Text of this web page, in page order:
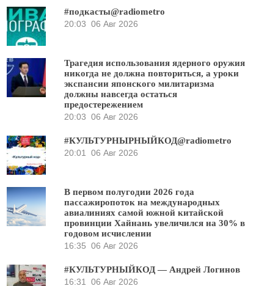
#подкасты@radiometro
20:03 06 Авг 2026
Трагедия использования ядерного оружия
никогда не должна повториться, а уроки
экспансии японского милитаризма
должны навсегда остаться
предостережением
20:03 06 Авг 2026
#КУЛЬТУРНЫРНЫЙКОД@radiometro
20:01
06 Авг 2026
В первом полугодии 2026 года
пассажиропоток на международных
авиалиниях самой южной китайской
провинции Хайнань увеличился на 30% в
годовом исчислении
16:35 06 Авг 2026
#КУЛЬТУРНЫЙКОД — Андрей Логинов
16:31
06 Авг 2026